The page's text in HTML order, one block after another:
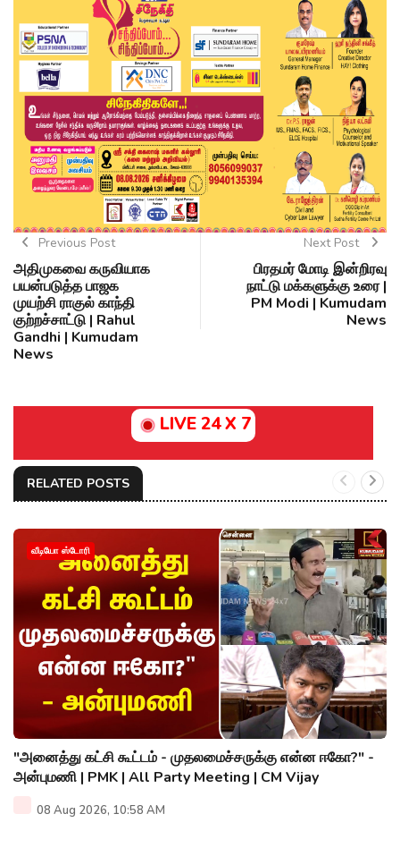
Previous Post
அதிமுகவை கருவியாக
பயன்படுத்த பாஜக
முயற்சி ராகுல் காந்தி
குற்றச்சாட்டு | Rahul
Gandhi | Kumudam
News
Next Post
பிரதமர் மோடி இன்றிரவு
நாட்டு மக்களுக்கு உரை |
PM Modi | Kumudam
News
LIVE 24 X 7
RELATED POSTS
வீடியோ ஸ்டோரி
"அனைத்து கட்சி கூட்டம் - முதலமைச்சருக்கு என்ன ஈகோ?" -
அன்புமணி | PMK | All Party Meeting | CM Vijay
08 Aug 2026, 10:58 AM